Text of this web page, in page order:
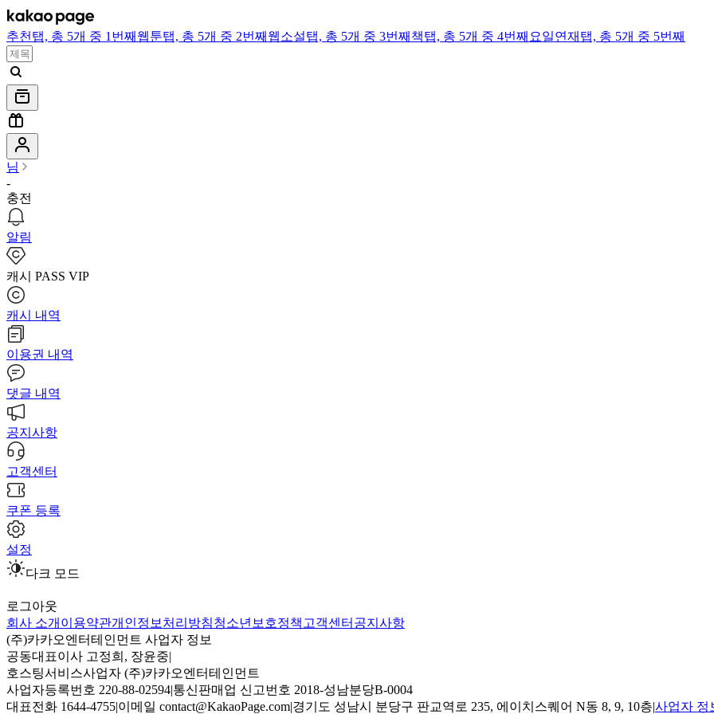
추천 탭, 총 5개 중 1번째 웹툰탭, 총 5개 중 2번째 웹소설탭, 총 5개 중 3번째 책탭, 총 5개 중 4번째 요일연재 탭, 총 5개 중 5번째
님
-
충전
알림
캐시 PASS VIP
캐시 내역
이용권 내역
댓글 내역
공지사항
고객센터
쿠폰 등록
설정
다크 모드
로그아웃
회사 소개 이용약관개인정보처리방침청소년보호정책 고객센터 공지사항
(주)카카오엔터테인먼트 사업자 정보
공동대표이사 고정희, 장윤중|
호스팅서비스사업자 (주)카카오엔터테인먼트
사업자등록번호 220-88-02594|통신판매업 신고번호 2018-성남분당B-0004
대표전화 1644-4755|이메일 contact@KakaoPage.com|경기도 성남시 분당구 판교역로 235, 에이치스퀘어 N동 8, 9, 10층|사업자 정